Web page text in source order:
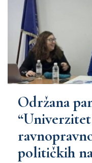
Održana
političkih